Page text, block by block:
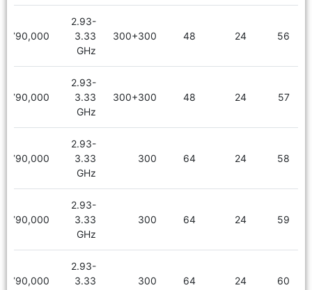
56
24
48
300+300
2.93-
3.33
GHz
2,790,000
57
24
48
300+300
2.93-
3.33
GHz
2,790,000
58
24
64
300
2.93-
3.33
GHz
2,790,000
59
24
64
300
2.93-
3.33
GHz
2,790,000
60
24
64
300
2.93-
3.33
2,790,000